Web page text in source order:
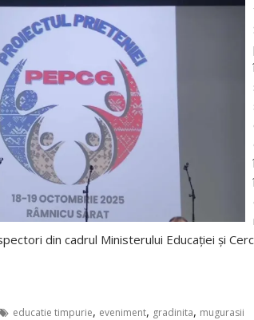
din cadrul Ministerului Educației și
educatie timpurie, eveniment, gradinita, mugurasii